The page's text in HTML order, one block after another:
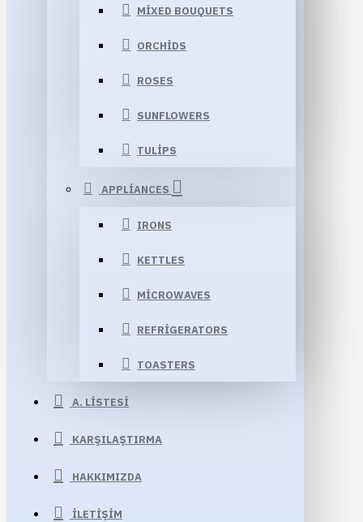
MIXED BOUQUETS
ORCHIDS
ROSES
SUNFLOWERS
TULIPS
APPLIANCES
IRONS
KETTLES
MICROWAVES
REFRIGERATORS
TOASTERS
A. LISTESI
KARŞILAŞTIRMA
HAKKIMIZDA
İLETIŞIM